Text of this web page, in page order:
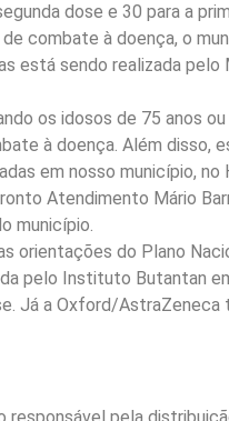
dose e 30 para a
combate à doença, o
está sendo realizada pelo
os idosos de 75 anos
à doença. Além disso,
em nosso município,
Atendimento Mário
município.
orientações do Plano
pelo Instituto Butantan
Já a Oxford/AstraZeneca